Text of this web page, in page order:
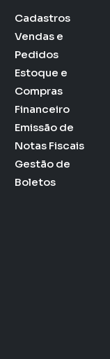
Cadastros
Vendas e
Pedidos
Estoque e
Compras
Financeiro
Emissão de
Notas Fiscais
Gestão de
Boletos